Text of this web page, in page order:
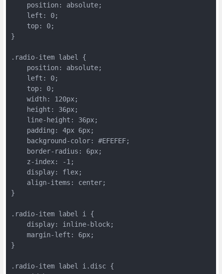
    position: absolute;
    left: 0;
    top: 0;
}
.radio-item label {
    position: absolute;
    left: 0;
    top: 0;
    width: 120px;
    height: 36px;
    line-height: 36px;
    padding: 4px 6px;
    background-color: #EFEFEF;
    border-radius: 6px;
    z-index: -1;
    display: flex;
    align-items: center;
}
.radio-item label i {
    display: inline-block;
    margin-left: 6px;
}
.radio-item label i.disc {